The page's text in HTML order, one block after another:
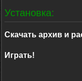
Установка:
Скачать архив и
Играть!